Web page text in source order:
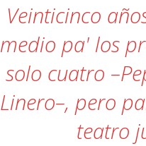
Veinticinco
medio pa' los
solo cuatro
Linero–, pero
teatro